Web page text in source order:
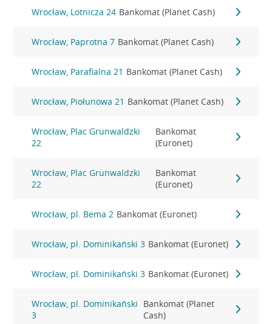
Wrocław, Lotnicza 24 Bankomat (Planet Cash)
Wrocław, Paprotna 7 Bankomat (Planet Cash)
Wrocław, Parafialna 21 Bankomat (Planet Cash)
Wrocław, Piołunowa 21 Bankomat (Planet Cash)
Wrocław, Plac Grunwaldzki
22
Bankomat
(Euronet)
Wrocław, Plac Grunwaldzki
22
Bankomat
(Euronet)
Wrocław, pl. Bema 2 Bankomat (Euronet)
Wrocław, pl. Dominikański 3 Bankomat (Euronet)
Wrocław, pl. Dominikański 3 Bankomat (Euronet)
Wrocław, pl. Dominikański
3
Bankomat (Planet
Cash)